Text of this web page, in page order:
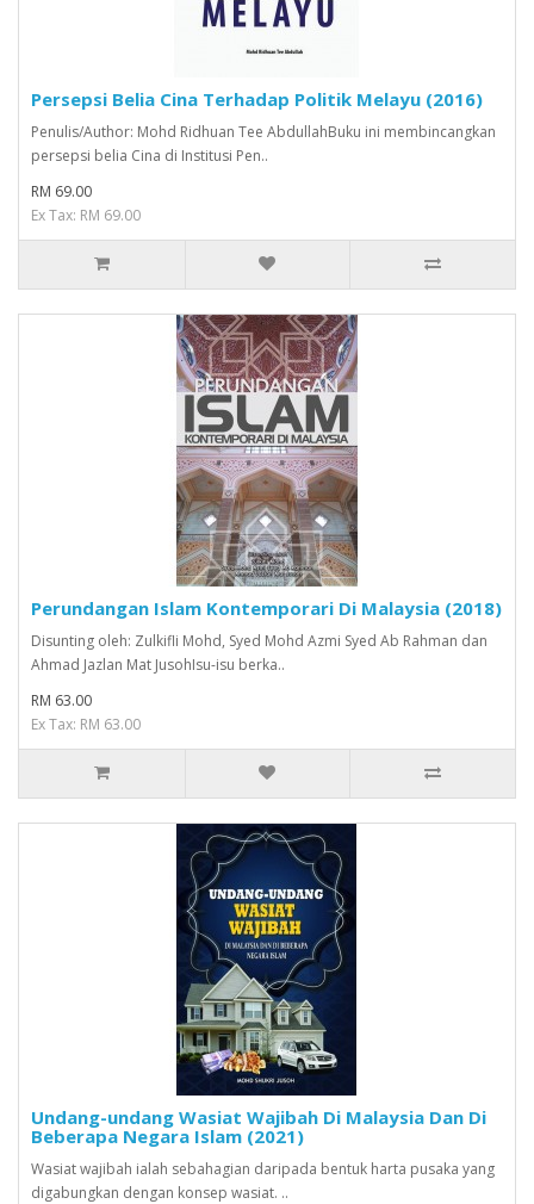
Persepsi Belia Cina Terhadap Politik Melayu (2016)
Penulis/Author: Mohd Ridhuan Tee AbdullahBuku ini membincangkan
persepsi belia Cina di Institusi Pen..
RM 69.00
Ex Tax: RM 69.00
Perundangan Islam Kontemporari Di Malaysia (2018)
Disunting oleh: Zulkifli Mohd, Syed Mohd Azmi Syed Ab Rahman dan
Ahmad Jazlan Mat JusohIsu-isu berka..
RM 63.00
Ex Tax: RM 63.00
Undang-undang Wasiat Wajibah Di Malaysia Dan Di
Beberapa Negara Islam (2021)
Wasiat wajibah ialah sebahagian daripada bentuk harta pusaka yang
digabungkan dengan konsep wasiat. ..